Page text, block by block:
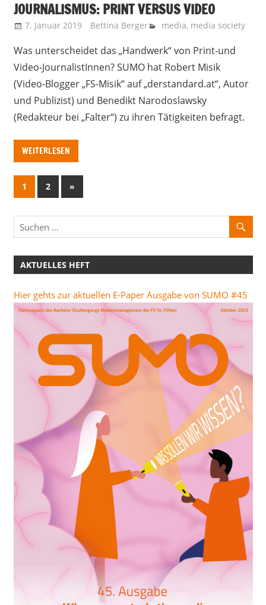
JOURNALISMUS: PRINT VERSUS VIDEO
7. Januar 2019 Bettina Berger media, media society
Was unterscheidet das „Handwerk“ von Print-und
Video-JournalistInnen? SUMO hat Robert Misik
(Video-Blogger „FS-Misik“ auf „derstandard.at“, Autor
und Publizist) und Benedikt Narodoslawsky
(Redakteur bei „Falter“) zu ihren Tätigkeiten befragt.
WEITERLESEN
Seitennummerierung
Beiträge
1 2
Nächste
Beiträge
»
AKTUELLES HEFT
Hier gehts zur aktuellen E-Paper Ausgabe von SUMO #45